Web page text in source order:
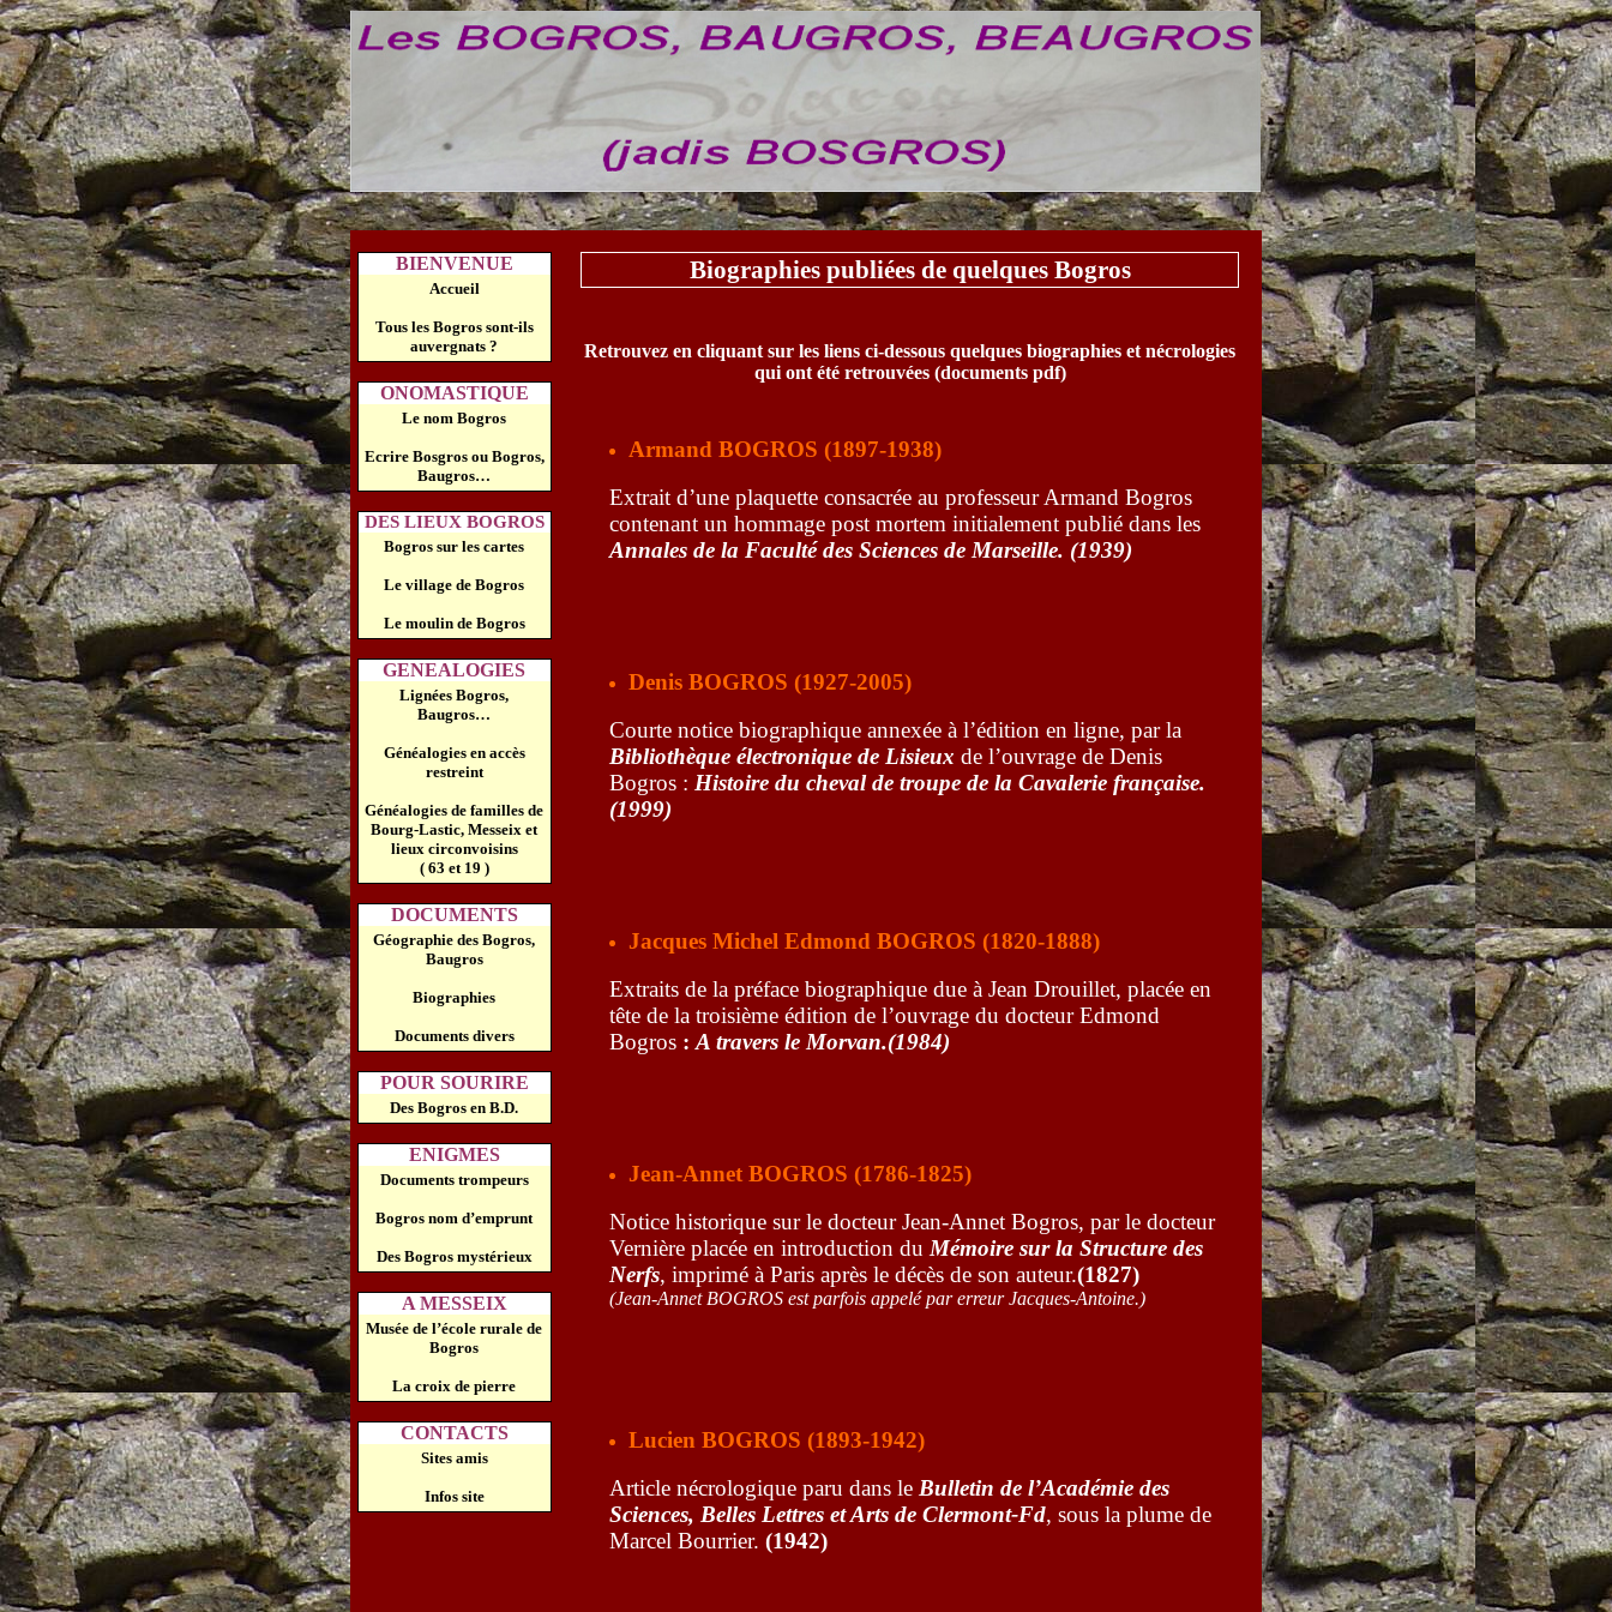
BIENVENUE
Accueil
Tous les Bogros sont-ils
auvergnats ?
ONOMASTIQUE
Le nom Bogros
Ecrire Bosgros ou Bogros,
Baugros…
DES LIEUX BOGROS
Bogros sur les cartes
Le village de Bogros
Le moulin de Bogros
GENEALOGIES
Lignées Bogros,
Baugros…
Généalogies en accès
restreint
Généalogies de familles de
Bourg-Lastic, Messeix et
lieux circonvoisins
( 63 et 19 )
DOCUMENTS
Géographie des Bogros,
Baugros
Biographies
Documents divers
POUR SOURIRE
Des Bogros en B.D.
ENIGMES
Documents trompeurs
Bogros nom d’emprunt
Des Bogros mystérieux
A MESSEIX
Musée de l’école rurale de
Bogros
La croix de pierre
CONTACTS
Sites amis
Infos site
Biographies publiées de quelques Bogros
Retrouvez en cliquant sur les liens ci-dessous quelques biographies et nécrologies
qui ont été retrouvées (documents pdf)
Armand BOGROS (1897-1938)
Extrait d’une plaquette consacrée au professeur Armand Bogros
contenant un hommage post mortem initialement publié dans les
Annales de la Faculté des Sciences de Marseille. (1939)
Denis BOGROS (1927-2005)
Courte notice biographique annexée à l’édition en ligne, par la
Bibliothèque électronique de Lisieux de l’ouvrage de Denis
Bogros : Histoire du cheval de troupe de la Cavalerie française.
(1999)
Jacques Michel Edmond BOGROS (1820-1888)
Extraits de la préface biographique due à Jean Drouillet, placée en
tête de la troisième édition de l’ouvrage du docteur Edmond
Bogros:A travers le Morvan.(1984)
Jean-Annet BOGROS (1786-1825)
Notice historique sur le docteur Jean-Annet Bogros, par le docteur
Vernière placée en introduction du Mémoire sur la Structure des
Nerfs, imprimé à Paris après le décès de son auteur.(1827)
(Jean-Annet BOGROS est parfois appelé par erreur Jacques-Antoine.)
Lucien BOGROS (1893-1942)
Article nécrologique paru dans le Bulletin de l’Académie des
Sciences, Belles Lettres et Arts de Clermont-Fd, sous la plume de
Marcel Bourrier. (1942)